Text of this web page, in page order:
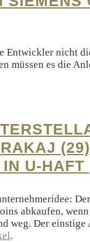
Entwickler nicht
müssen es die
U-HAFT
abkaufen,
weg. Der einstige
.